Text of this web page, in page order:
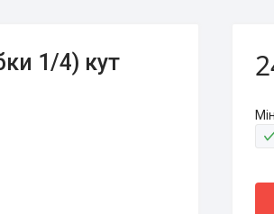
1/4) кут